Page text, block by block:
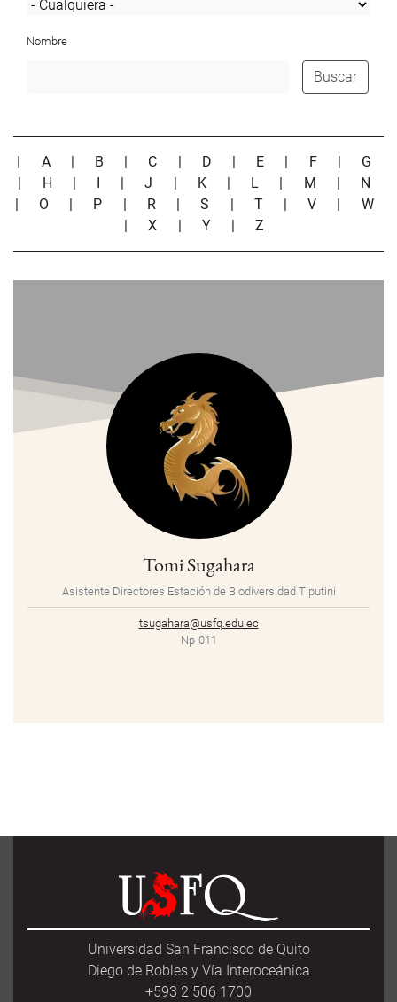
Nombre
Buscar
| A | B | C | D | E | F | G
| H | I |J | K | L | M | N
| O | P | R |S | T |V | W
|X | Y |Z
Tomi Sugahara
Asistente Directores Estación de Biodiversidad Tiputini
tsugahara@usfq.edu.ec
Np-011
Universidad San Francisco de Quito
Diego de Robles y Vía Interoceánica
+593 2 506 1700